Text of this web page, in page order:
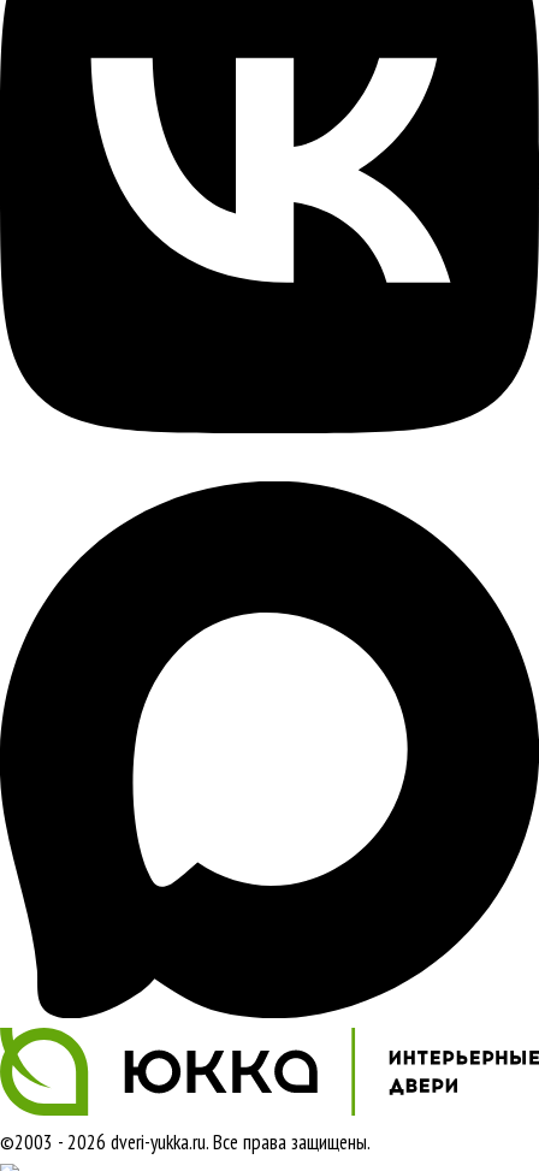
©2003 - 2026 dveri-yukka.ru. Все права защищены.